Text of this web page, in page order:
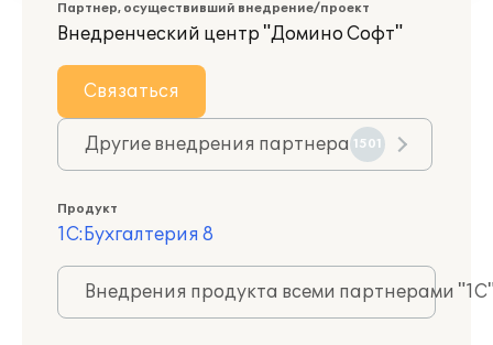
Партнер, осуществивший внедрение/проект
Внедренческий центр "Домино Софт"
Связаться
Другие внедрения партнера 1501
Продукт
1С:Бухгалтерия 8
Внедрения продукта всеми партнерами